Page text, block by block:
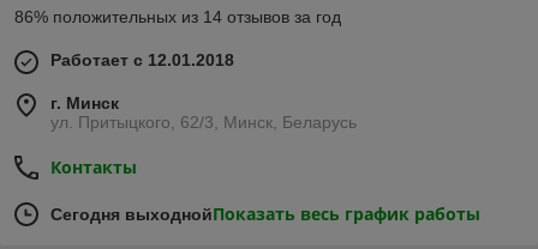
86% положительных из 14 отзывов за год
Работает с 12.01.2018
г. Минск
ул. Притыцкого, 62/3, Минск, Беларусь
Контакты
Сегодня выходнойПоказать весь график работы